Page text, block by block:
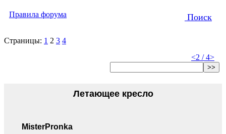
Правила форума Поиск
Страницы: 1 2 3 4
<2 / 4>
>>
MisterPronka
Летающее кресло